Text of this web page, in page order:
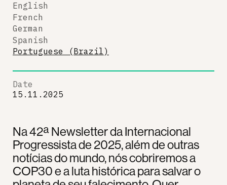
Na 42ª Newsletter da Internacional
Progressista de 2025, além de outras
notícias do mundo, nós cobriremos a
COP30 e a luta histórica para salvar o
English
French
German
Spanish
Portuguese (Brazil)
Date
15.11.2025